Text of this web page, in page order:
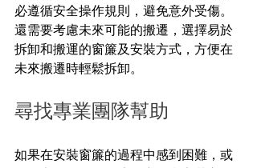
必遵循安全操作規則，避免意外受傷。
還需要考慮未來可能的搬遷，選擇易於
拆卸和搬運的窗簾及安裝方式，方便在
未來搬遷時輕鬆拆卸。
尋找專業團隊幫助
如果在安裝窗簾的過程中感到困難，或